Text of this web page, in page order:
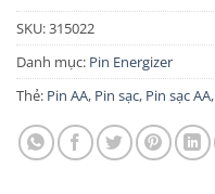
SKU:315022
Danh mục: Pin Energizer
Thẻ: Pin AA, Pin sạc, Pin sạc AA,